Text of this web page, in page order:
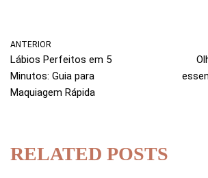
ANTERIOR
Lábios Perfeitos em 5
Minutos: Guia para
Maquiagem Rápida
RELATED POSTS